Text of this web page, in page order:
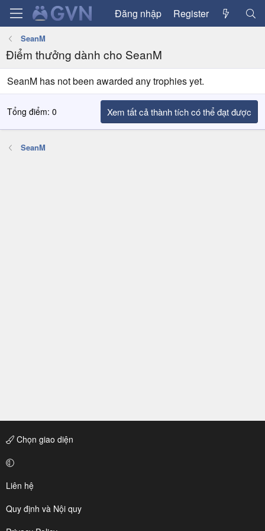
Đăng nhập Register
SeanM
Điểm thưởng dành cho SeanM
SeanM has not been awarded any trophies yet.
Tổng điểm: 0 Xem tất cả thành tích có thể đạt được
SeanM
Chọn giao diện
Liên hệ
Quy định và Nội quy